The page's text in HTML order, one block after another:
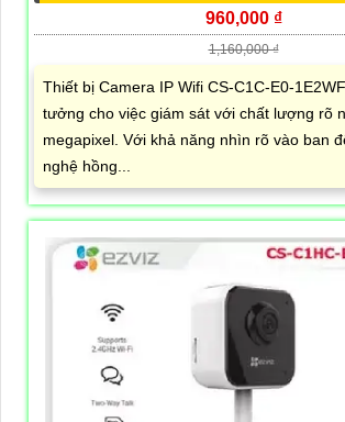
960,000 ₫
1,160,000 ₫
Thiết bị Camera IP Wifi CS-C1C-E0-
tưởng cho việc giám sát với chất lượng rõ
megapixel. Với khả năng nhìn rõ vào ban
nghệ hồng...